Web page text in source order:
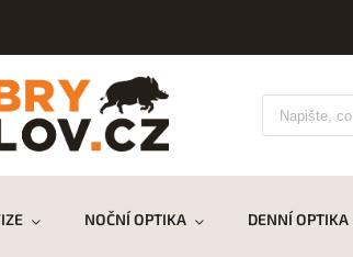
NOČNÍ OPTIKA DENNÍ OPTIKA